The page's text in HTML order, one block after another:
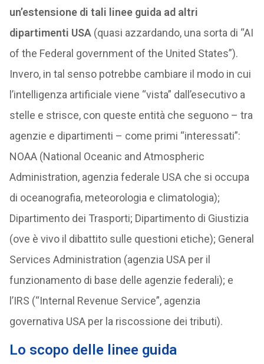
un’estensione di tali linee guida ad altri
dipartimenti USA(quasi azzardando, una sorta di “AI
of the Federal government of the United States”).
Invero, in tal senso potrebbe cambiare il modo in cui
l’intelligenza artificiale viene “vista” dall’esecutivo a
stelle e strisce, con queste entità che seguono – tra
agenzie e dipartimenti – come primi “interessati”:
NOAA (National Oceanic and Atmospheric
Administration, agenzia federale USA che si occupa
di oceanografia, meteorologia e climatologia);
Dipartimento dei Trasporti; Dipartimento di Giustizia
(ove è vivo il dibattito sulle questioni etiche); General
Services Administration (agenzia USA per il
funzionamento di base delle agenzie federali); e
l’IRS (“Internal Revenue Service”, agenzia
governativa USA per la riscossione dei tributi).
Lo scopo delle linee guida